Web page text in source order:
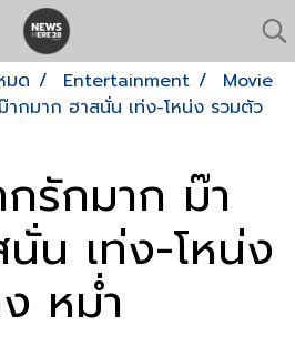
มด Entertainment
Movie
กมาก ฮาสนั่น เท่ง-โหน่ง รวมตัว
รักมาก ม๊า
น เท่ง-โหน่ง
หม่ำ